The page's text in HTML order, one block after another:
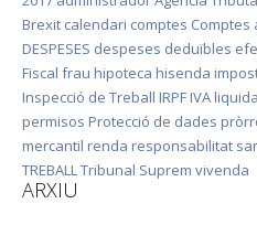
Brexit calendari comptes Comptes
DESPESES despeses deduïbles
Fiscal frau hipoteca hisenda
Inspecció de Treball IRPF IVA
permisos Protecció de dades
mercantil renda responsabilitat
TREBALLTribunal Suprem vivenda
ARXIU